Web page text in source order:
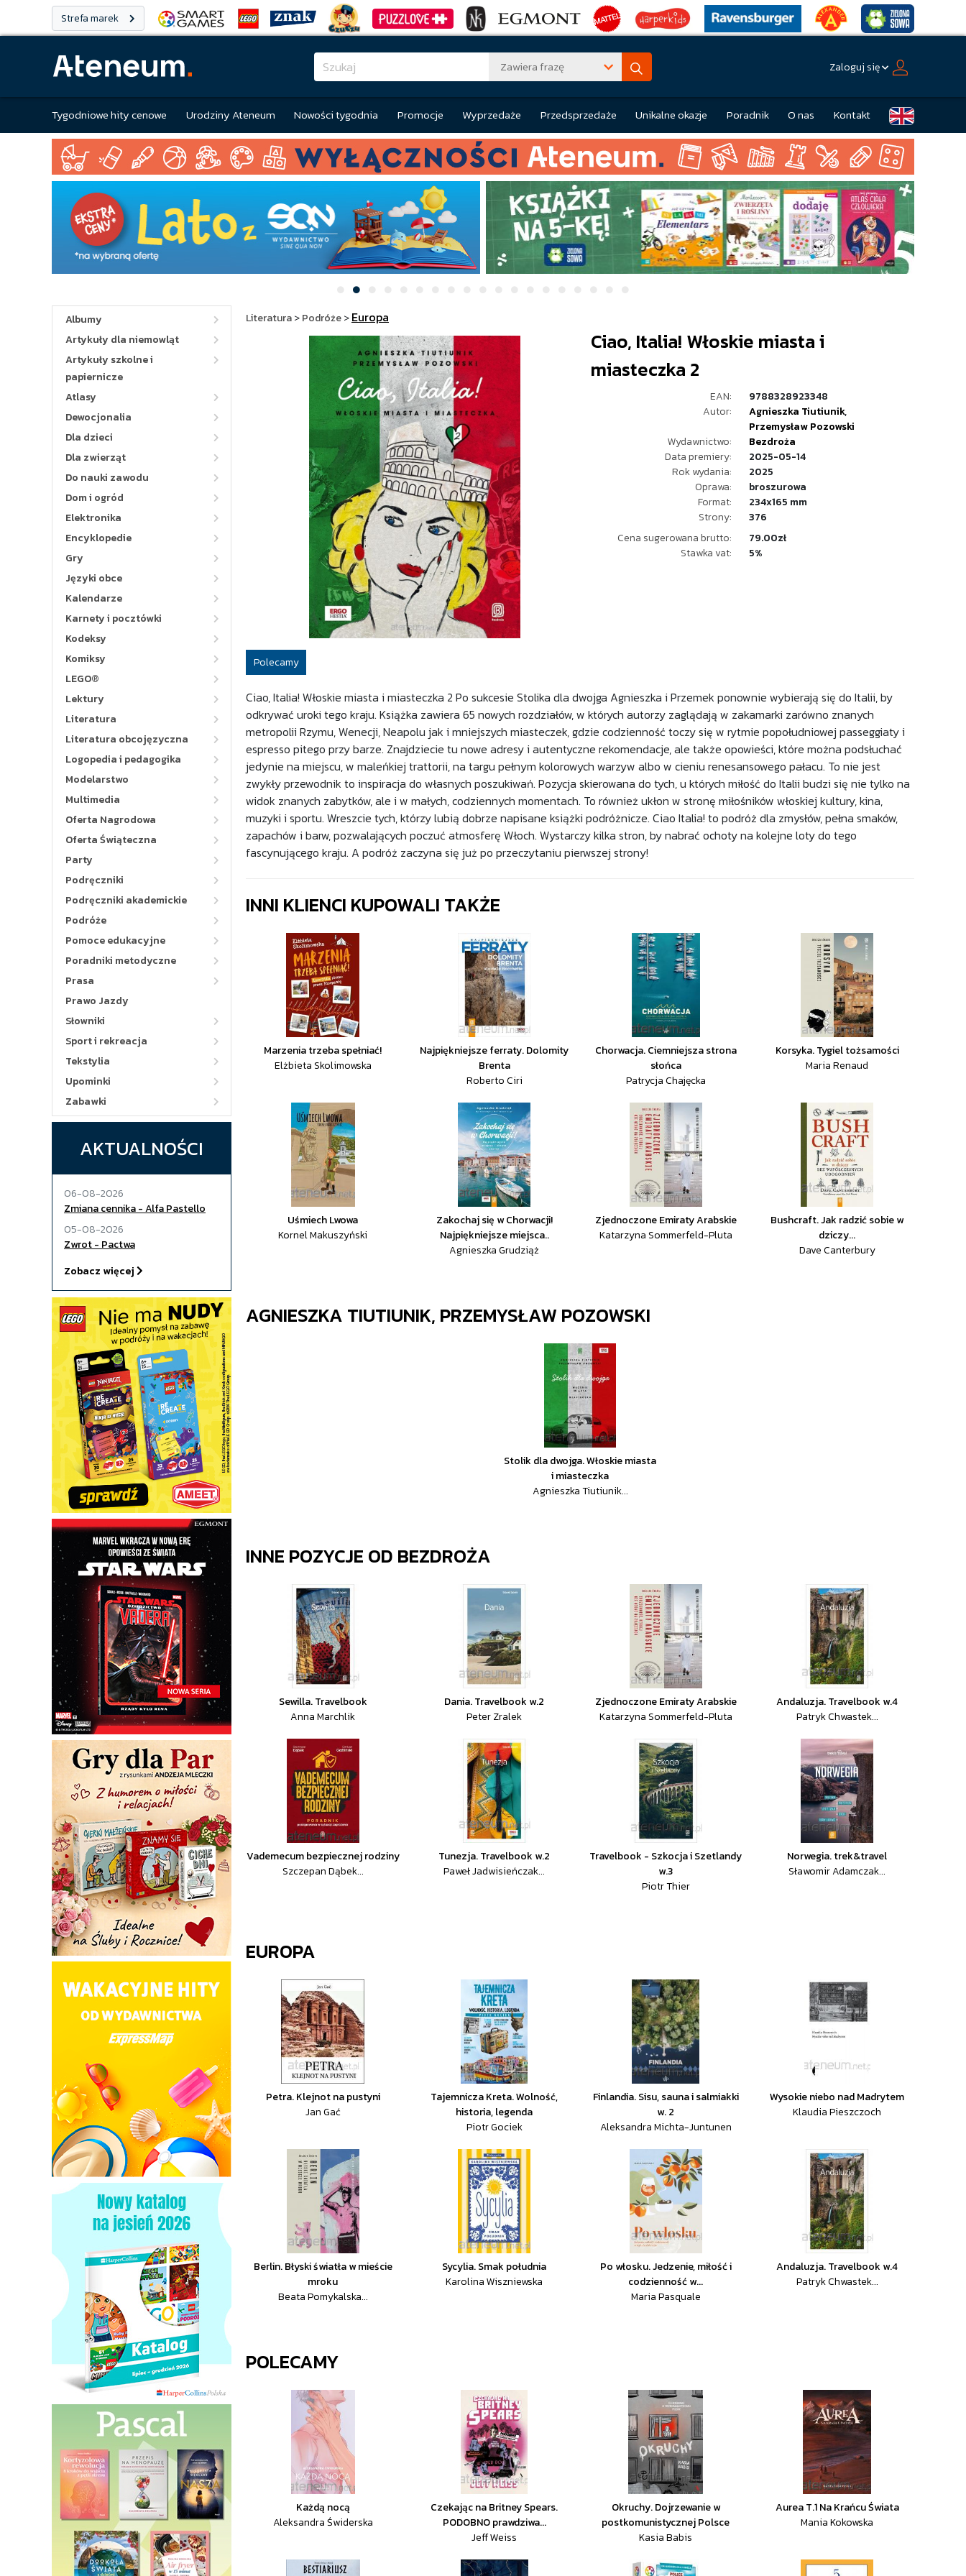
Strefa marek
Zawiera frazę Zaloguj się
Tygodniowe hity cenowe Urodziny Ateneum Nowości tygodnia Promocje Wyprzedaże Przedsprzedaże Unikalne okazje Poradnik O nas Kontakt
Albumy
Artykuły dla niemowląt
Artykuły szkolne i
papiernicze
Atlasy
Dewocjonalia
Dla dzieci
Dla zwierząt
Do nauki zawodu
Dom i ogród
Elektronika
Encyklopedie
Gry
Języki obce
Kalendarze
Karnety i pocztówki
Kodeksy
Komiksy
LEGO®
Lektury
Literatura
Literatura obcojęzyczna
Logopedia i pedagogika
Modelarstwo
Multimedia
Oferta Nagrodowa
Oferta Świąteczna
Party
Podręczniki
Podręczniki akademickie
Podróże
Pomoce edukacyjne
Poradniki metodyczne
Prasa
Prawo Jazdy
Słowniki
Sport i rekreacja
Tekstylia
Upominki
Zabawki
AKTUALNOŚCI
06-08-2026
Zmiana cennika - Alfa Pastello
05-08-2026
Zwrot - Pactwa
Zobacz więcej
Literatura>Podróże>Europa
Ciao, Italia! Włoskie miasta i
miasteczka 2
EAN:
9788328923348
Autor:
Agnieszka Tiutiunik,
Przemysław Pozowski
Wydawnictwo:
Bezdroża
Data premiery:
2025-05-14
Rok wydania:
2025
Oprawa:
broszurowa
Format:
234x165 mm
Strony:
376
Cena sugerowana brutto:
79.00zł
Stawka vat:
5%
Polecamy
Ciao, Italia! Włoskie miasta i miasteczka 2 Po sukcesie Stolika dla dwojga Agnieszka i Przemek ponownie wybierają się do Italii, by
odkrywać uroki tego kraju. Książka zawiera 65 nowych rozdziałów, w których autorzy zaglądają w zakamarki zarówno znanych
metropolii Rzymu, Wenecji, Neapolu jak i mniejszych miasteczek, gdzie codzienność toczy się w rytmie popołudniowej passeggiaty i
espresso pitego przy barze. Znajdziecie tu nowe adresy i autentyczne rekomendacje, ale także opowieści, które można podsłuchać
jedynie na miejscu, w maleńkiej trattorii, na targu pełnym kolorowych warzyw albo w cieniu renesansowego pałacu. To nie jest
zwykły przewodnik to inspiracja do własnych poszukiwań. Pozycja skierowana do tych, u których miłość do Italii budzi się nie tylko na
widok znanych zabytków, ale i w małych, codziennych momentach. To również ukłon w stronę miłośników włoskiej kultury, kina,
muzyki i sportu. Wreszcie tych, którzy lubią dobrze napisane książki podróżnicze. Ciao Italia! to podróż dla zmysłów, pełna smaków,
zapachów i barw, pozwalających poczuć atmosferę Włoch. Wystarczy kilka stron, by nabrać ochoty na kolejne loty do tego
fascynującego kraju. A podróż zaczyna się już po przeczytaniu pierwszej strony!
INNI KLIENCI KUPOWALI TAKŻE
Marzenia trzeba spełniać!
Elżbieta Skolimowska
Najpiękniejsze ferraty. Dolomity
Brenta
Roberto Ciri
Chorwacja. Ciemniejsza strona
słońca
Patrycja Chajęcka
Korsyka. Tygiel tożsamości
Maria Renaud
Uśmiech Lwowa
Kornel Makuszyński
Zakochaj się w Chorwacji!
Najpiękniejsze miejsca..
Agnieszka Grudziąż
Zjednoczone Emiraty Arabskie
Katarzyna Sommerfeld-Pluta
Bushcraft. Jak radzić sobie w
dziczy...
Dave Canterbury
AGNIESZKA TIUTIUNIK, PRZEMYSŁAW POZOWSKI
Stolik dla dwojga. Włoskie miasta
i miasteczka
Agnieszka Tiutiunik...
INNE POZYCJE OD BEZDROŻA
Sewilla. Travelbook
Anna Marchlik
Dania. Travelbook w.2
Peter Zralek
Zjednoczone Emiraty Arabskie
Katarzyna Sommerfeld-Pluta
Andaluzja. Travelbook w.4
Patryk Chwastek...
Vademecum bezpiecznej rodziny
Szczepan Dąbek...
Tunezja. Travelbook w.2
Paweł Jadwisieńczak...
Travelbook - Szkocja i Szetlandy
w.3
Piotr Thier
Norwegia. trek&travel
Sławomir Adamczak...
EUROPA
Petra. Klejnot na pustyni
Jan Gać
Tajemnicza Kreta. Wolność,
historia, legenda
Piotr Gociek
Finlandia. Sisu, sauna i salmiakki
w. 2
Aleksandra Michta-Juntunen
Wysokie niebo nad Madrytem
Klaudia Pieszczoch
Berlin. Błyski światła w mieście
mroku
Beata Pomykalska...
Sycylia. Smak południa
Karolina Wiszniewska
Po włosku. Jedzenie, miłość i
codzienność w...
Maria Pasquale
Andaluzja. Travelbook w.4
Patryk Chwastek...
POLECAMY
Każdą nocą
Aleksandra Świderska
Czekając na Britney Spears.
PODOBNO prawdziwa...
Jeff Weiss
Okruchy. Dojrzewanie w
postkomunistycznej Polsce
Kasia Babis
Aurea T.1 Na Krańcu Świata
Mania Kokowska